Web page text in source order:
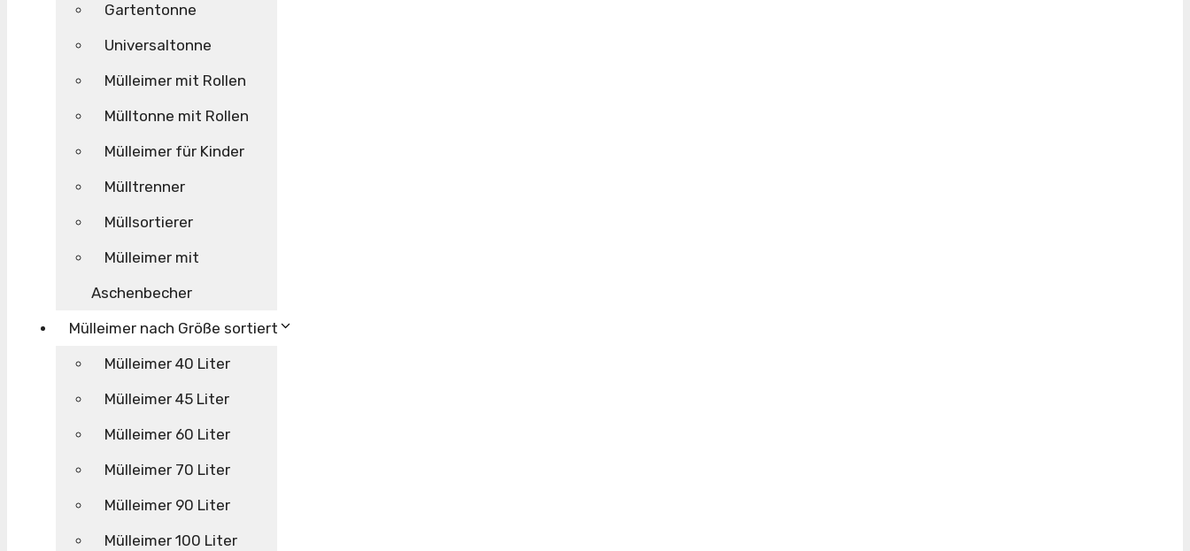
Gartentonne
Universaltonne
Mülleimer mit Rollen
Mülltonne mit Rollen
Mülleimer für Kinder
Mülltrenner
Müllsortierer
Mülleimer mit
Aschenbecher
Mülleimer nach Größe sortiert
Mülleimer 40 Liter
Mülleimer 45 Liter
Mülleimer 60 Liter
Mülleimer 70 Liter
Mülleimer 90 Liter
Mülleimer 100 Liter